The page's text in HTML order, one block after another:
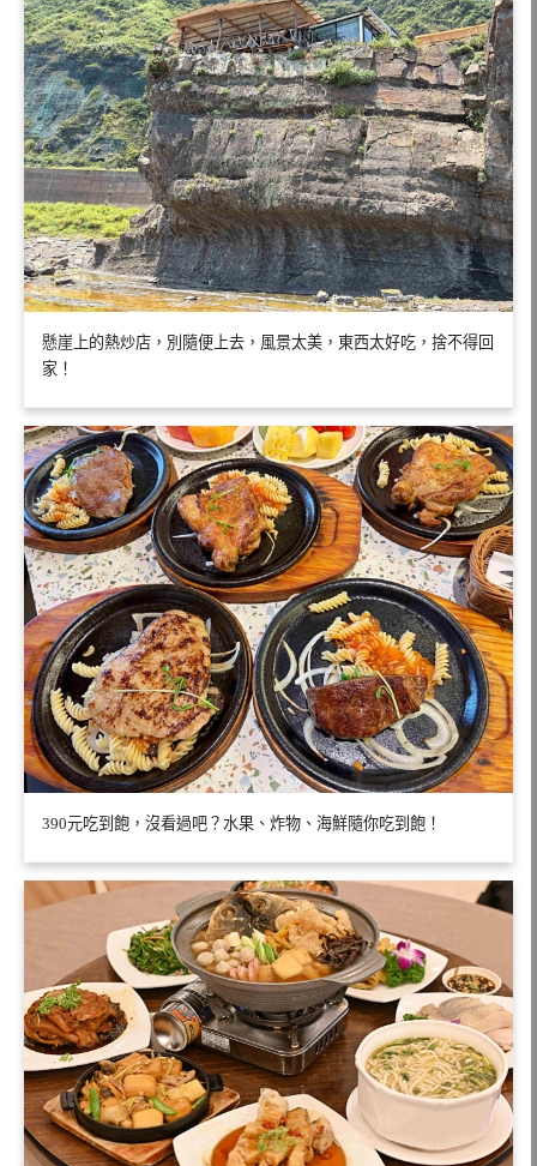
懸崖上的熱炒店，別隨便上去，風景太美，東西太好吃，捨不得回
家！
390元吃到飽，沒看過吧？水果、炸物、海鮮隨你吃到飽！